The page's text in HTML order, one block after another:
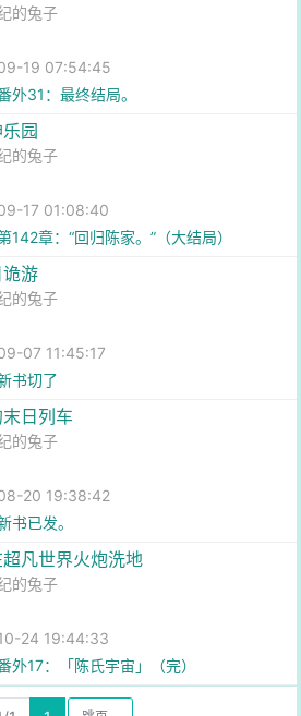
的兔子
19 07:54:45
外31：最终结局。
园
的兔子
17 01:08:40
142章：“回归陈家。”（大结局）
游
的兔子
07 11:45:17
书切了
日列车
的兔子
20 19:38:42
书已发。
凡世界火炮洗地
的兔子
24 19:44:33
外17：「陈氏宇宙」（完）